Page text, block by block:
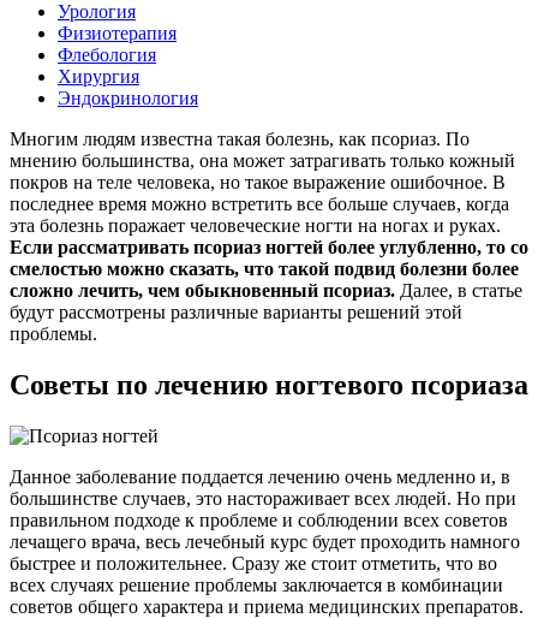
Урология
Физиотерапия
Флебология
Хирургия
Эндокринология
Многим людям известна такая болезнь, как псориаз. По
мнению большинства, она может затрагивать только кожный
покров на теле человека, но такое выражение ошибочное. В
последнее время можно встретить все больше случаев, когда
эта болезнь поражает человеческие ногти на ногах и руках.
Если рассматривать псориаз ногтей более углубленно, то со
смелостью можно сказать, что такой подвид болезни более
сложно лечить, чем обыкновенный псориаз. Далее, в статье
будут рассмотрены различные варианты решений этой
проблемы.
Советы по лечению ногтевого псориаза
Данное заболевание поддается лечению очень медленно и, в
большинстве случаев, это настораживает всех людей. Но при
правильном подходе к проблеме и соблюдении всех советов
лечащего врача, весь лечебный курс будет проходить намного
быстрее и положительнее. Сразу же стоит отметить, что во
всех случаях решение проблемы заключается в комбинации
советов общего характера и приема медицинских препаратов.